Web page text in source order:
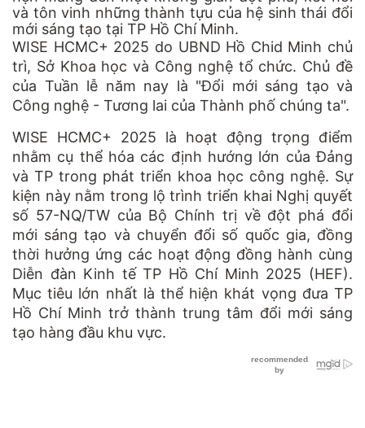
và tôn vinh những thành tựu của hệ sinh thái đổi
mới sáng tạo tại TP Hồ Chí Minh.
WISE HCMC+ 2025 do UBND Hồ Chid Minh chủ
trì, Sở Khoa học và Công nghệ tổ chức. Chủ đề
của Tuần lễ năm nay là "Đổi mới sáng tạo và
Công nghệ - Tương lai của Thành phố chúng ta".
WISE HCMC+ 2025 là hoạt động trọng điểm
nhằm cụ thể hóa các định hướng lớn của Đảng
và TP trong phát triển khoa học công nghệ. Sự
kiện này nằm trong lộ trình triển khai Nghị quyết
số 57-NQ/TW của Bộ Chính trị về đột phá đổi
mới sáng tạo và chuyển đổi số quốc gia, đồng
thời hưởng ứng các hoạt động đồng hành cùng
Diễn đàn Kinh tế TP Hồ Chí Minh 2025 (HEF).
Mục tiêu lớn nhất là thể hiện khát vọng đưa TP
Hồ Chí Minh trở thành trung tâm đổi mới sáng
tạo hàng đầu khu vực.